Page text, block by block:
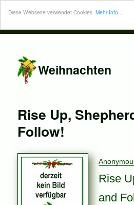
Diese Webseite verwendet Cookies. Mehr Info...
Weihnachten
Rise Up,
Follow!
Rise
and